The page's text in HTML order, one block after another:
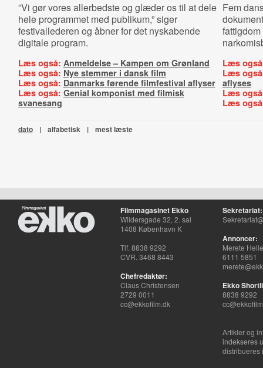
”Vi gør vores allerbedste og glæder os til at dele
hele programmet med publikum,” siger
festivallederen og åbner for det nyskabende
digitale program.
Læs også: Anmeldelse – Kampen om Grønland
Læs også: Nye stemmer i dansk film
Læs også: Danmarks førende filmfestival aflyser
Læs også: Genial komponist med filmisk
svanesang
Fem
Læs
Læs
aflyses
Læs
Læs
dato | alfabetisk | mest læste
Filmmagasinet Ekko
Wildersgade 32, 2. sal
1408 København K
Tlf. 8838 9292
CVR. 3468 8443
Chefredaktør:
Claus Christensen
2729 0011
cc@ekkofilm.dk
Sekretariat:
Annoncer:
Merete
6111 5851
Ekko
8838 9292
Artikler og
indekseres
distribueres